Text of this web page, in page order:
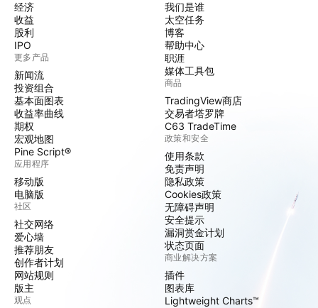
经济
收益
股利
IPO
更多产品
新闻流
投资组合
基本面图表
收益率曲线
期权
宏观地图
Pine Script®
应用程序
移动版
电脑版
社区
社交网络
爱心墙
推荐朋友
创作者计划
网站规则
版主
观点
我们是谁
太空任务
博客
帮助中心
职涯
媒体工具包
商品
TradingView商店
交易者塔罗牌
C63 TradeTime
政策和安全
使用条款
免责声明
隐私政策
Cookies政策
无障碍声明
安全提示
漏洞赏金计划
状态页面
商业解决方案
插件
图表库
Lightweight Charts™